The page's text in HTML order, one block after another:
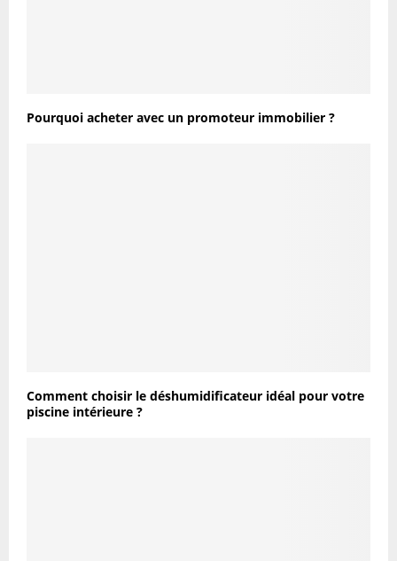
Pourquoi acheter avec un promoteur immobilier ?
Comment choisir le déshumidificateur idéal pour votre
piscine intérieure ?